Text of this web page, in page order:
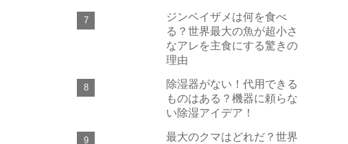
ジンベイザメは何を食べ
る？世界最大の魚が超小さ
なアレを主食にする驚きの
理由
除湿器がない！代用できる
ものはある？機器に頼らな
い除湿アイデア！
最大のクマはどれだ？世界